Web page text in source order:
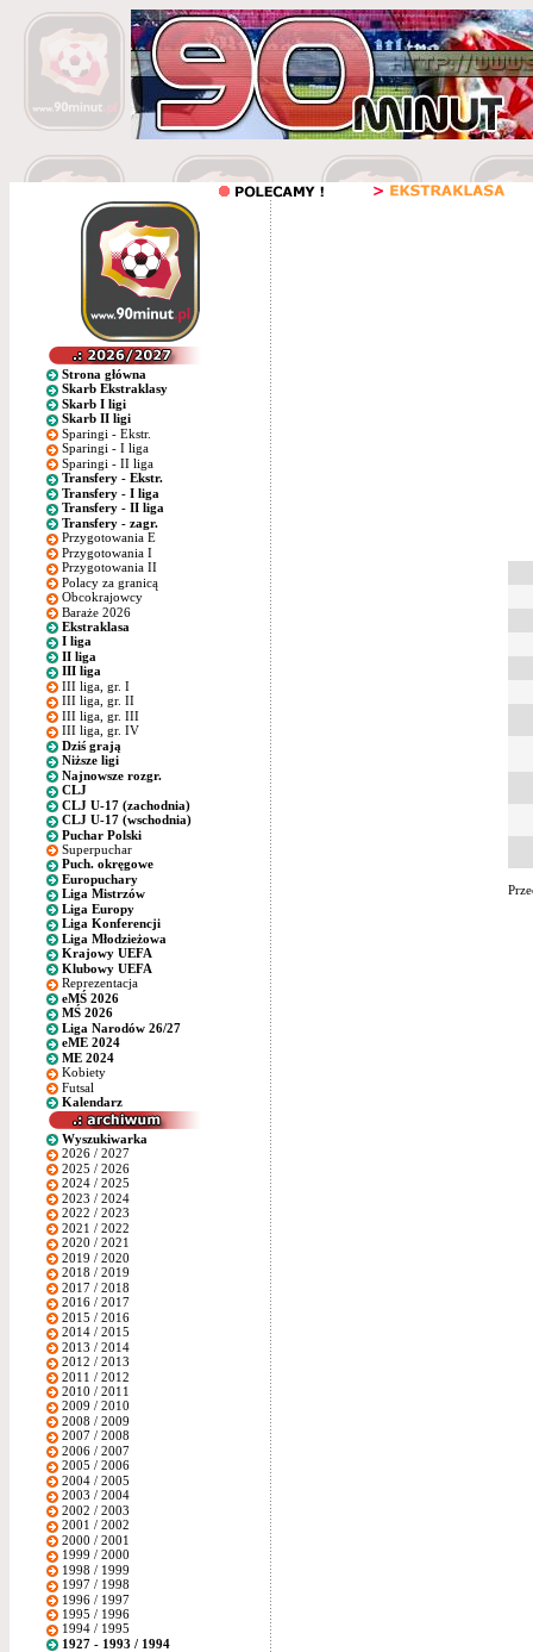
Strona główna
Skarb Ekstraklasy
Skarb I ligi
Skarb II ligi
Sparingi - Ekstr.
Sparingi - I liga
Sparingi - II liga
Transfery - Ekstr.
Transfery - I liga
Transfery - II liga
Transfery - zagr.
Przygotowania E
Przygotowania I
Przygotowania II
Polacy za granicą
Obcokrajowcy
Baraże 2026
Ekstraklasa
I liga
II liga
III liga
III liga, gr. I
III liga, gr. II
III liga, gr. III
III liga, gr. IV
Dziś grają
Niższe ligi
Najnowsze rozgr.
CLJ
CLJ U-17 (zachodnia)
CLJ U-17 (wschodnia)
Puchar Polski
Superpuchar
Puch. okręgowe
Europuchary
Liga Mistrzów
Liga Europy
Liga Konferencji
Liga Młodzieżowa
Krajowy UEFA
Klubowy UEFA
Reprezentacja
eMŚ 2026
MŚ 2026
Liga Narodów 26/27
eME 2024
ME 2024
Kobiety
Futsal
Kalendarz
Wyszukiwarka
2026 / 2027
2025 / 2026
2024 / 2025
2023 / 2024
2022 / 2023
2021 / 2022
2020 / 2021
2019 / 2020
2018 / 2019
2017 / 2018
2016 / 2017
2015 / 2016
2014 / 2015
2013 / 2014
2012 / 2013
2011 / 2012
2010 / 2011
2009 / 2010
2008 / 2009
2007 / 2008
2006 / 2007
2005 / 2006
2004 / 2005
2003 / 2004
2002 / 2003
2001 / 2002
2000 / 2001
1999 / 2000
1998 / 1999
1997 / 1998
1996 / 1997
1995 / 1996
1994 / 1995
1927 - 1993 / 1994